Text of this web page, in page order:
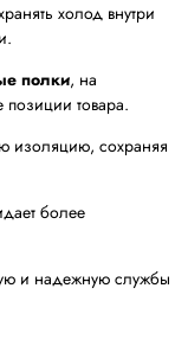
холод внутри
полки, на
товара.
изоляцию, сохраняя
более
и надежную службы